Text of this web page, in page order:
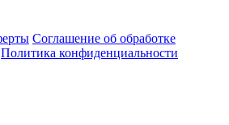
Соглашение об обработке
Политика конфиденциальности